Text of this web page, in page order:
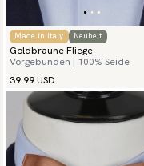
Made in Italy Neuheit
Goldbraune Fliege
Vorgebunden | 100% Seide
39.99 USD